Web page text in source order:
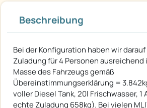
Beschreibung
Bei der Konfiguration haben wir
Zuladung für 4 Personen
Masse des Fahrzeugs gemäß
Übereinstimmungserklärung =
voller Diesel Tank, 20l Frischwasser, 1
echte Zuladung 658kg). Bei vielen